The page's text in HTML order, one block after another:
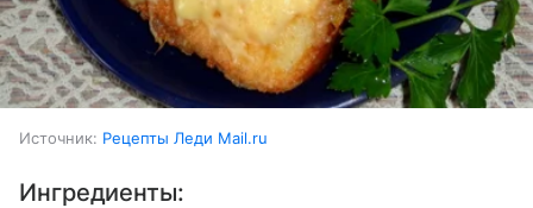
Источник: Рецепты Леди Mail.ru
Ингредиенты: